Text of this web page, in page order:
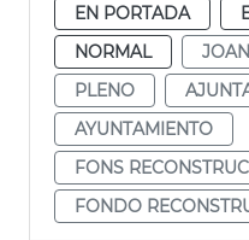
EN PORTADA
NORMAL
PLENO
AYUNTAMIENTO
FONS
FONDO